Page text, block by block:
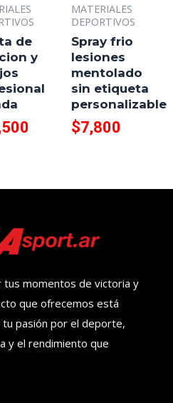
de
y
MATERIALES
DEPORTIVOS
Spray frio
lesiones
mentolado
sin etiqueta
personalizable
$7,800
tus momentos de victoria y
que ofrecemos está
pasión por el deporte,
y el rendimiento que